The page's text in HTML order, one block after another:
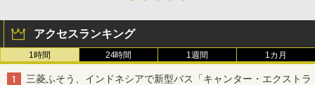
アクセスランキング
1時間 24時間 1週間 1カ月
三菱ふそう、インドネシアで新型バス「キャンター・エクストラ